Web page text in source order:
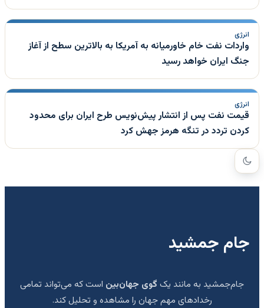
انرژی
واردات نفت خام خاورمیانه به آمریکا به بالاترین سطح از آغاز
جنگ ایران خواهد رسید
انرژی
قیمت نفت پس از انتشار پیش‌نویس طرح ایران برای محدود
کردن تردد در تنگه هرمز جهش کرد
جام جمشید
جام‌جمشید به مانند یک گوی جهان‌بین است که می‌تواند تمامی
رخدادهای مهم جهان را مشاهده و تحلیل کند.